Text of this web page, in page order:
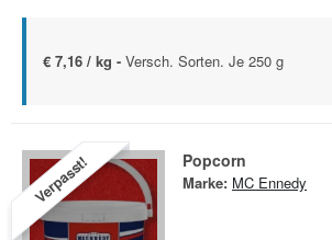
€ 7,16 / kg - Versch. Sorten. Je 250 g
Verpasst! Popcorn
Marke: MC Ennedy